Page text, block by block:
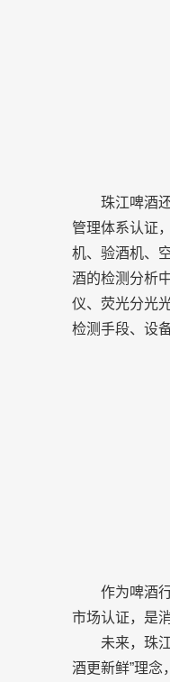
珠江啤酒
管理体系认证
机、验酒机、
酒的检测分析
仪、荧光分光
检测手段、设
作为啤酒
市场认证，是
未来，珠
酒更新鲜”理念